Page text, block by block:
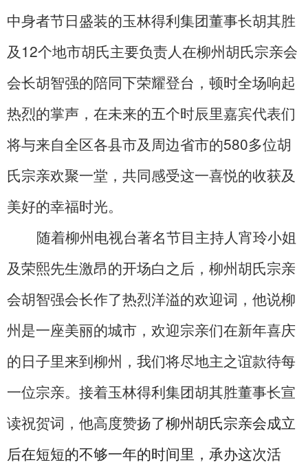
中身者节日盛装的玉林得利集团董事长胡其胜
及12个地市胡氏主要负责人在柳州胡氏宗亲会
会长胡智强的陪同下荣耀登台，顿时全场响起
热烈的掌声，在未来的五个时辰里嘉宾代表们
将与来自全区各县市及周边省市的580多位胡
氏宗亲欢聚一堂，共同感受这一喜悦的收获及
美好的幸福时光。
随着柳州电视台著名节目主持人宵玲小姐
及荣熙先生激昂的开场白之后，柳州胡氏宗亲
会胡智强会长作了热烈洋溢的欢迎词，他说柳
州是一座美丽的城市，欢迎宗亲们在新年喜庆
的日子里来到柳州，我们将尽地主之谊款待每
一位宗亲。接着玉林得利集团胡其胜董事长宣
读祝贺词，他高度赞扬了柳州胡氏宗亲会成立
后在短短的不够一年的时间里，承办这次活